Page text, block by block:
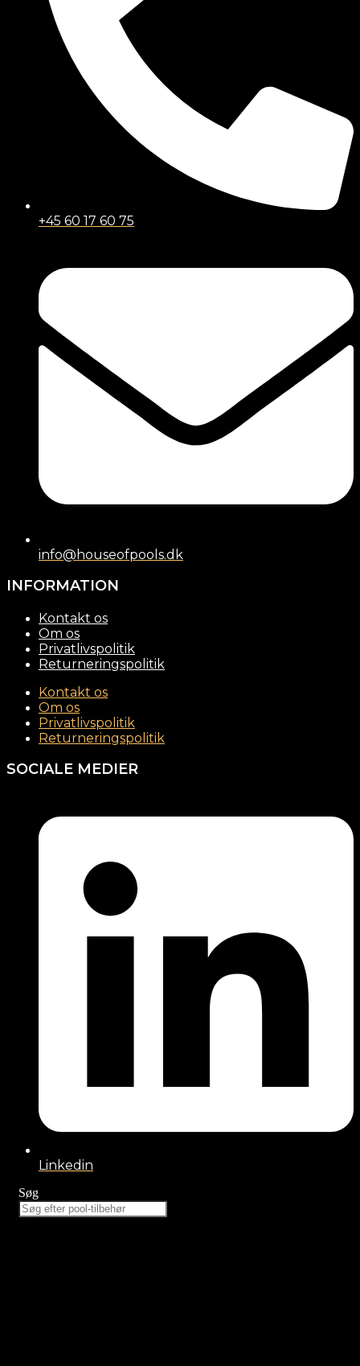
+45 60 17 60 75
info@houseofpools.dk
INFORMATION
Kontakt os
Om os
Privatlivspolitik
Returneringspolitik
Kontakt os
Om os
Privatlivspolitik
Returneringspolitik
SOCIALE MEDIER
Linkedin
Søg